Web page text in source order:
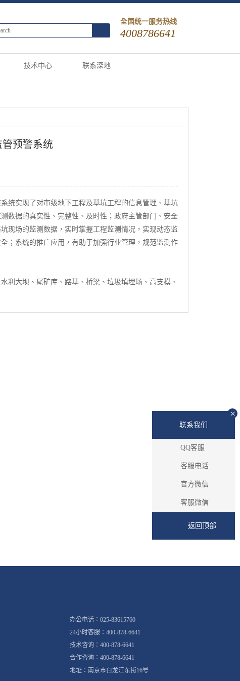
×
联系我们
QQ客服
客服电话
官方微信
客服微信
返回顶部
全国统一服务热线
4008786641
技术中心 联系深地
预警系统
统实现了对市级地下工程及基坑工程的信息管理、基坑
数据的真实性、完整性、及时性；政府主管部门、安全
现场的监测数据，实时掌握工程监测情况，实现动态监
；系统的推广应用，有助于加强行业管理，规范监测作
利大坝、尾矿库、路基、桥梁、垃圾填埋场、高支模、
办公电话：025-83615760
24小时客服：400-878-6641
技术咨询：400-878-6641
合作咨询：400-878-6641
地址：南京市白龙江东街16号